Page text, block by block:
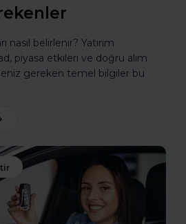
nasıl belirlenir? Yatırım
piyasa etkileri ve doğru alım
gereken temel bilgiler bu